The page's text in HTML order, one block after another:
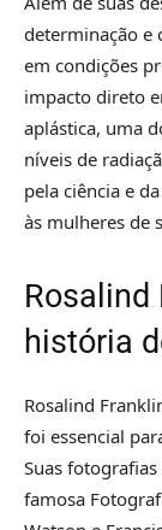
determinação e
em condições
impacto direto
aplástica, uma
níveis de
pela ciência e
às mulheres de
Rosalind
história
Rosalind
foi essencial
Suas
famosa